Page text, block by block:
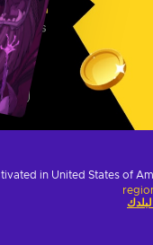
in United States of